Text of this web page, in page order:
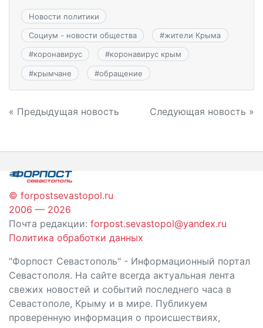
Новости политики
Социум - новости общества #жители Крыма
#коронавирус #коронавирус крым
#крымчане #обращение
Навигация
записям
« Предыдущая новость Следующая новость »
© forpostsevastopol.ru
2006 — 2026
Почта редакции: forpost.sevastopol@yandex.ru
Политика обработки данных
"Форпост Севастополь" - Информационный портал
Севастополя. На сайте всегда актуальная лента
свежих новостей и событий последнего часа в
Севастополе, Крыму и в мире. Публикуем
проверенную информация о происшествиях,